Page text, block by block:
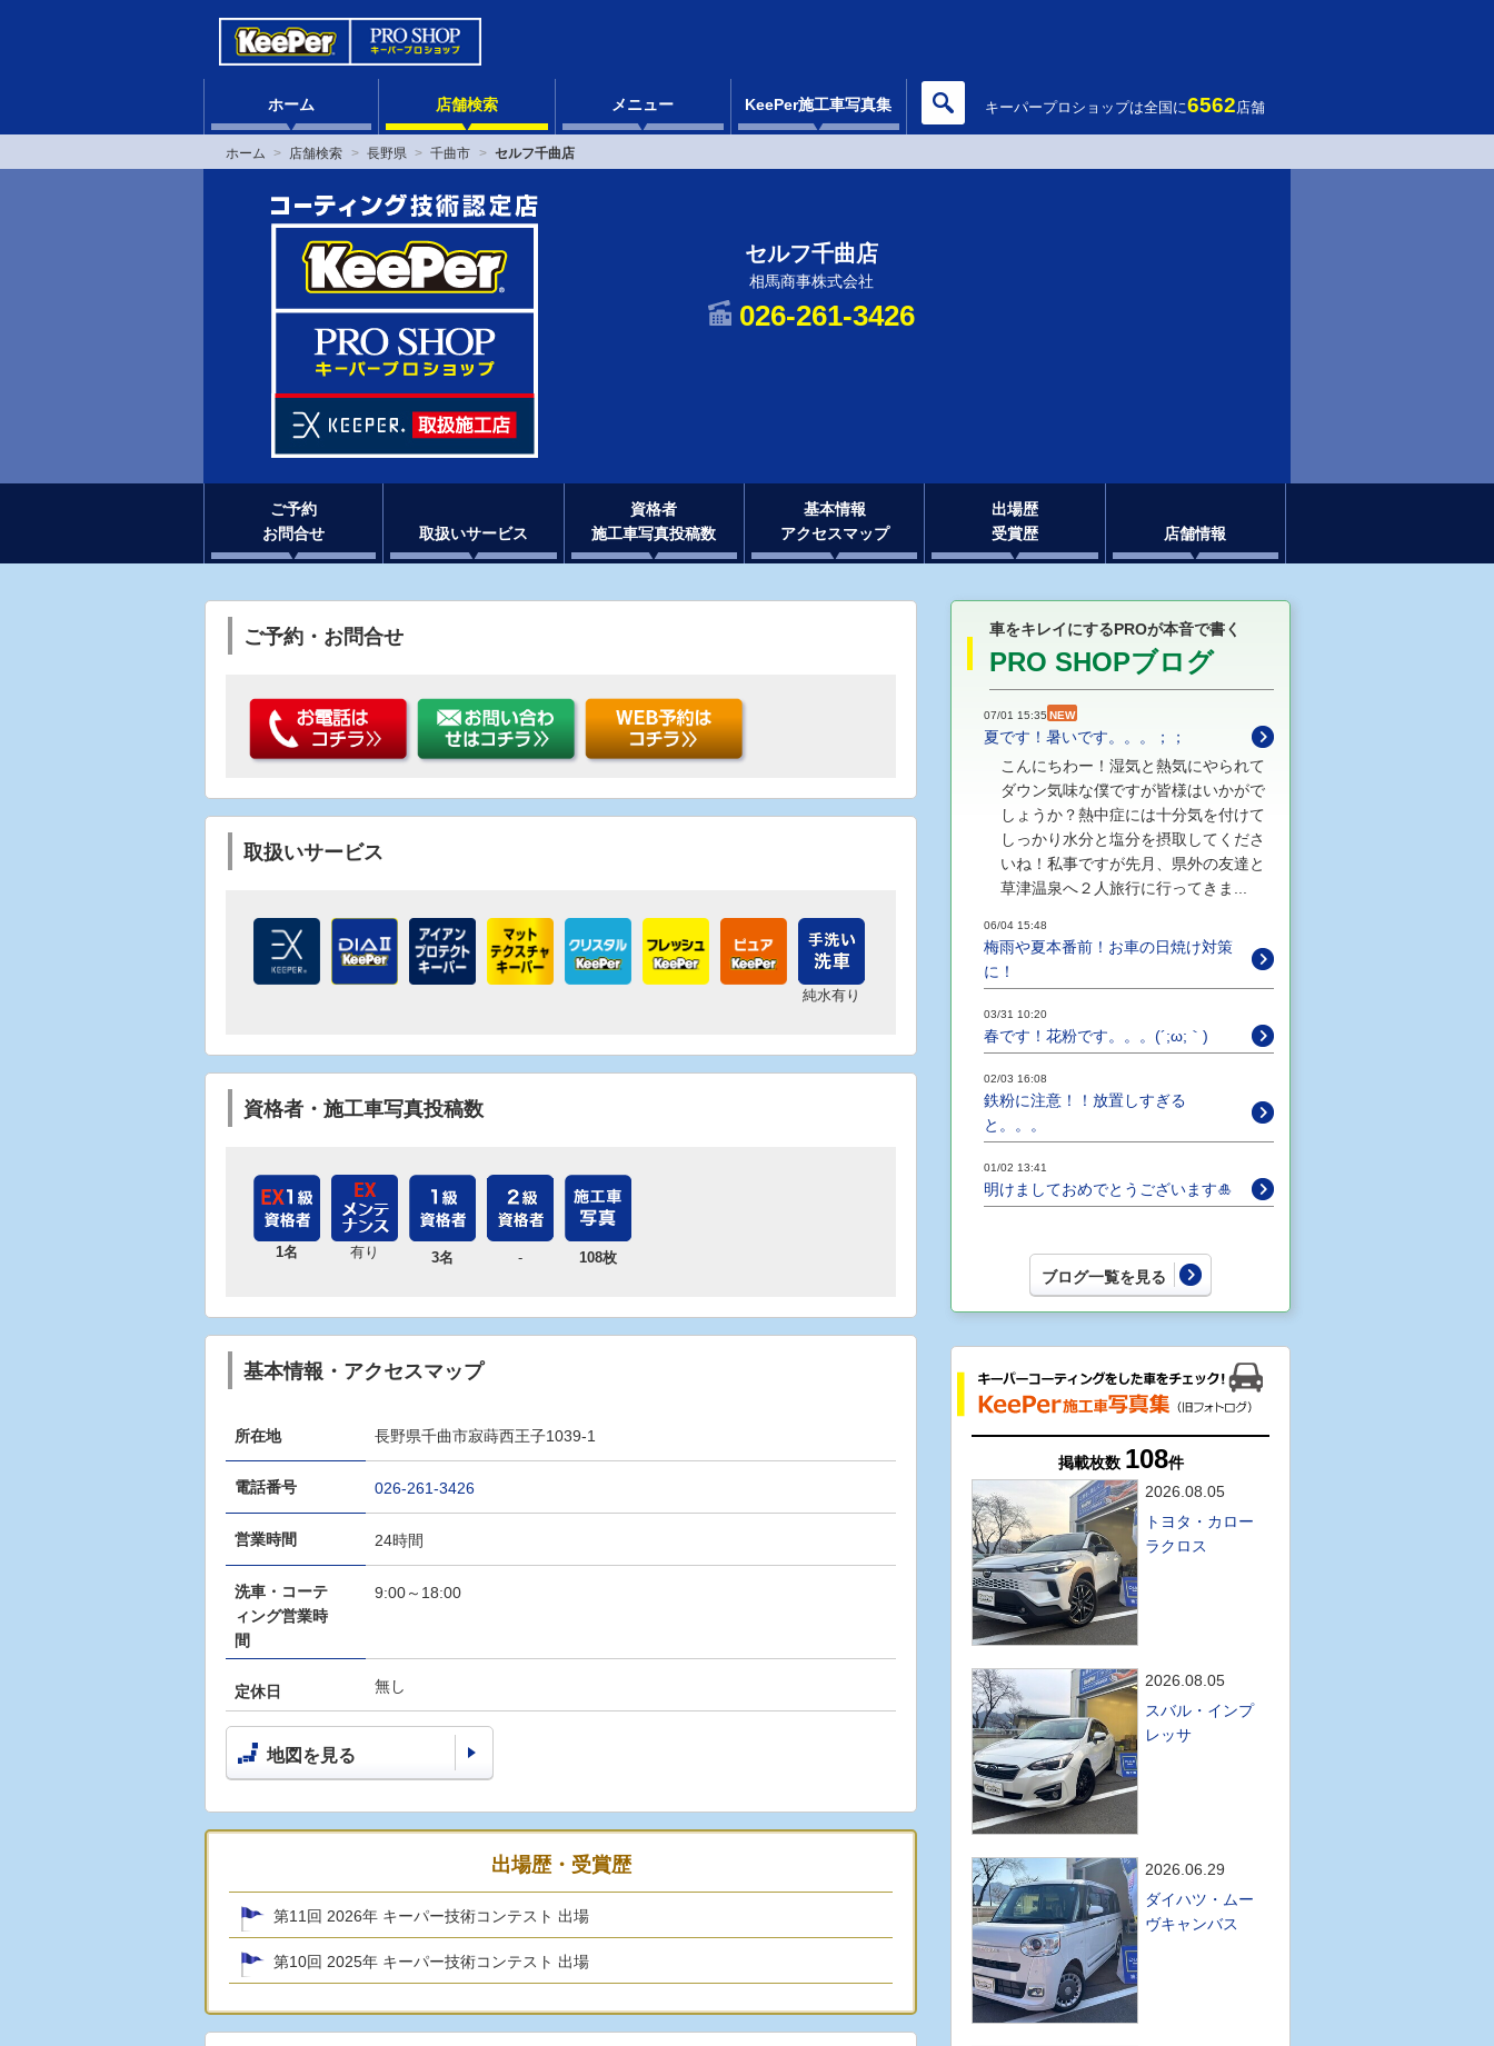
ホーム 店舗検索 メニュー KeePer施工車写真集 キーパープロショップは全国に6562店舗
ホーム 店舗検索 長野県 千曲市 セルフ千曲店
セルフ千曲店
相馬商事株式会社
026-261-3426
ご予約
お問合せ
取扱いサービス
資格者
施工車写真投稿数
基本情報
アクセスマップ
出場歴
受賞歴
店舗情報
ご予約・お問合せ
取扱いサービス
純水有り
資格者・施工車写真投稿数
1名 有り 3名 - 108枚
基本情報・アクセスマップ
所在地 長野県千曲市寂蒔西王子1039-1
電話番号 026-261-3426
営業時間 24時間
洗車・コーテ
ィング営業時
間
9:00～18:00
定休日 無し
地図を見る
出場歴・受賞歴
第11回 2026年 キーパー技術コンテスト 出場
第10回 2025年 キーパー技術コンテスト 出場
車をキレイにするPROが本音で書く
PRO SHOPブログ
07/01 15:35 NEW
夏です！暑いです。。。；；
こんにちわー！湿気と熱気にやられて
ダウン気味な僕ですが皆様はいかがで
しょうか？熱中症には十分気を付けて
しっかり水分と塩分を摂取してくださ
いね！私事ですが先月、県外の友達と
草津温泉へ２人旅行に行ってきま...
06/04 15:48
梅雨や夏本番前！お車の日焼け対策
に！
03/31 10:20
春です！花粉です。。。(´;ω;｀)
02/03 16:08
鉄粉に注意！！放置しすぎる
と。。。
01/02 13:41
明けましておめでとうございます🎍
ブログ一覧を見る
掲載枚数 108件
2026.08.05
トヨタ・カロー
ラクロス
2026.08.05
スバル・インプ
レッサ
2026.06.29
ダイハツ・ムー
ヴキャンバス